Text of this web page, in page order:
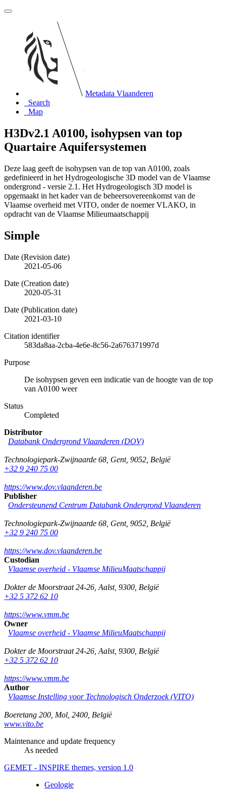
Metadata Vlaanderen
Search
Map
H3Dv2.1 A0100, isohypsen van top
Quartaire Aquifersystemen
Deze laag geeft de isohypsen van de top van A0100, zoals
gedefinieerd in het Hydrogeologische 3D model van de Vlaamse
ondergrond - versie 2.1. Het Hydrogeologisch 3D model is
opgemaakt in het kader van de beheersovereenkomst van de
Vlaamse overheid met VITO, onder de noemer VLAKO, in
opdracht van de Vlaamse Milieumaatschappij
Simple
Date (Revision date)
2021-05-06
Date (Creation date)
2020-05-31
Date (Publication date)
2021-03-10
Citation identifier
583da8aa-2cba-4e6e-8c56-2a676371997d
Purpose
De isohypsen geven een indicatie van de hoogte van de top
van A0100 weer
Status
Completed
Distributor
Databank Ondergrond Vlaanderen (DOV)
Technologiepark-Zwijnaarde 68 Gent, 9052 België
+32 9 240 75 00
https://www.dov.vlaanderen.be
Publisher
Ondersteunend Centrum Databank Ondergrond Vlaanderen
Technologiepark-Zwijnaarde 68 Gent, 9052 België
+32 9 240 75 00
https://www.dov.vlaanderen.be
Custodian
Vlaamse overheid - Vlaamse MilieuMaatschappij
Dokter de Moorstraat 24-26 Aalst, 9300 België
+32 5 372 62 10
https://www.vmm.be
Owner
Vlaamse overheid - Vlaamse MilieuMaatschappij
Dokter de Moorstraat 24-26 Aalst, 9300 België
+32 5 372 62 10
https://www.vmm.be
Author
Vlaamse Instelling voor Technologisch Onderzoek (VITO)
Boeretang 200 Mol 2400 België
www.vito.be
Maintenance and update frequency
As needed
GEMET - INSPIRE themes, version 1.0
Geologie